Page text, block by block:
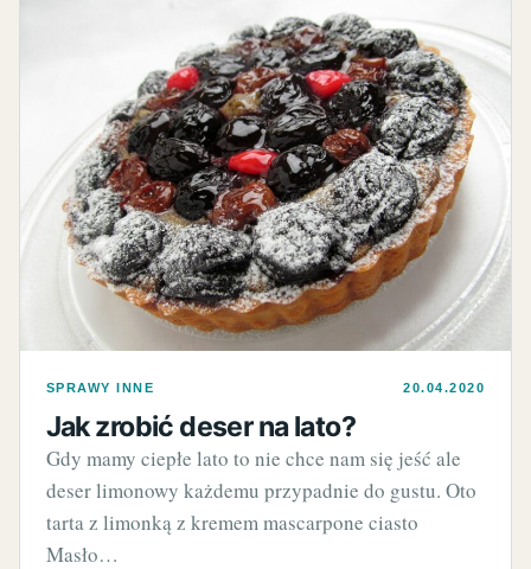
SPRAWY INNE 20.04.2020
Jak zrobić deser na lato?
Gdy mamy ciepłe lato to nie chce nam się jeść ale
deser limonowy każdemu przypadnie do gustu. Oto
tarta z limonką z kremem mascarpone ciasto
Masło…